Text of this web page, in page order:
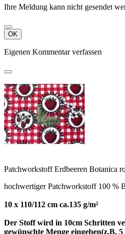
Ihre Meldung kann nicht gesendet
OK
Eigenen Kommentar verfassen
Patchworkstoff Erdbeeren Botanica
hochwertiger Patchworkstoff 100 %
10 x 110/112 cm ca.135 g/m²
Der Stoff wird in 10cm Schritten
gewünschte Menge eingeben(z.B.